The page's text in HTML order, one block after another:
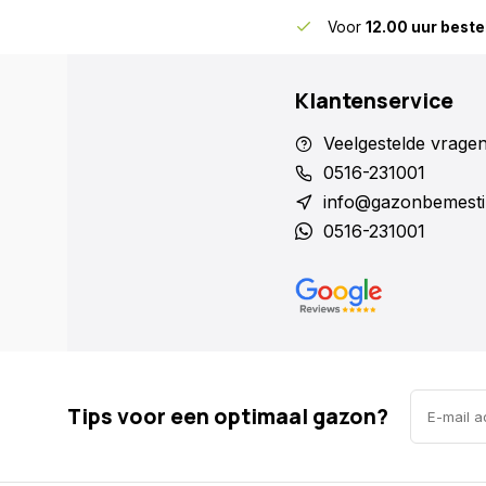
Voor 12.00 uur
Klantenservice
Veelgestelde
0516-231001
0516-231001
Tips voor een optimaal gazon?